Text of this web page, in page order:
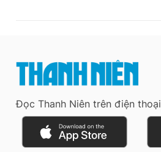
Đọc Thanh Niên trên điện thoại